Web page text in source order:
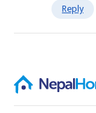
Reply